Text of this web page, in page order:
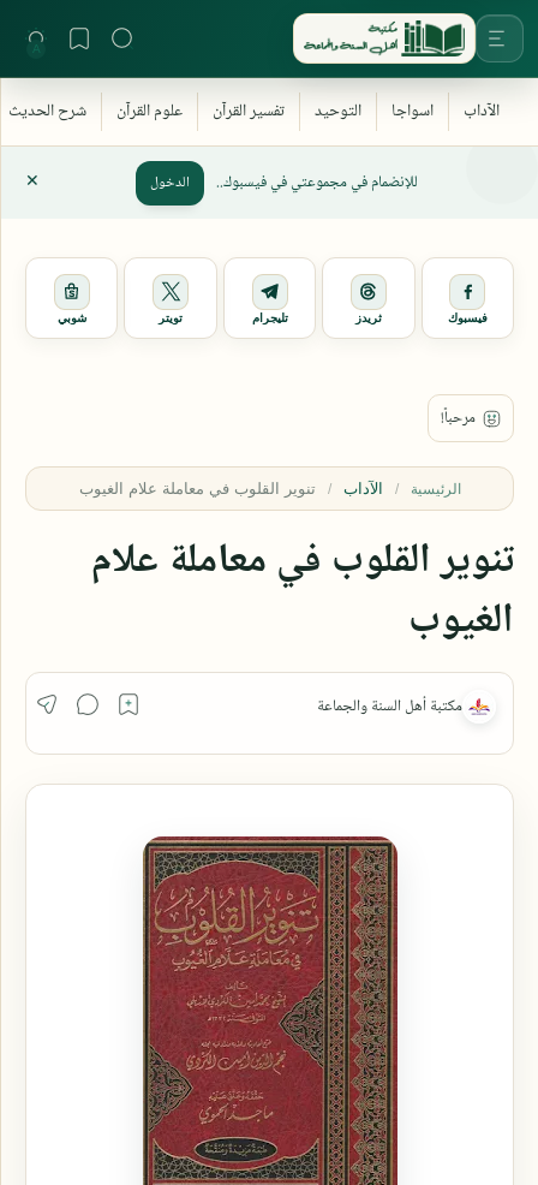
للإنضمام في مجموعتي في فيسبوك.. الدخول
فيسبوك ثريدز تليجرام تويتر شوبي
الرئيسية الآداب
تنوير القلوب في معاملة علام
الغيوب